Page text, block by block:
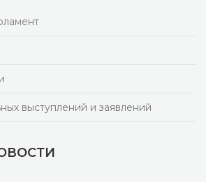
выступлений и заявлений